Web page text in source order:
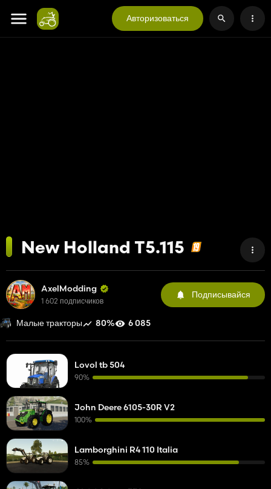
Авторизоваться
New Holland T5.115
AxelModding
1 602 подписчиков
Подписывайся
Малые тракторы 80% 6 085
Lovol tb 504
90%
John Deere 6105-30R V2
100%
Lamborghini R4 110 Italia
85%